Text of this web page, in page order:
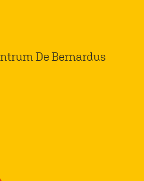
De Bernardus